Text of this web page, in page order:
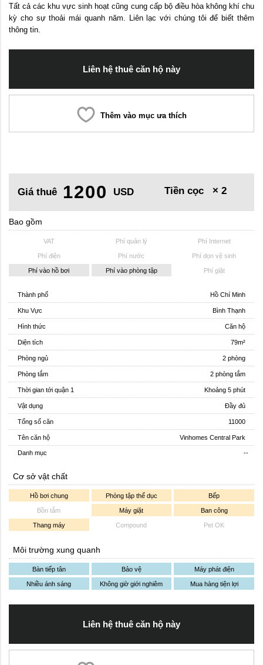
Tất cả các khu vực sinh hoạt cũng cung cấp bộ điều hòa không khí chu
kỳ cho sự thoải mái quanh năm. Liên lạc với chúng tôi để biết thêm
thông tin.
Liên hệ thuê căn hộ này
Thêm vào mục ưa thích
Giá thuê 1200 USD Tiền cọc × 2
Bao gồm
VAT Phí quản lý Phí Internet
Phí điện Phí nước Phí dọn vệ sinh
Phí vào hồ bơi Phí vào phòng tập Phí giặt
Thành phố Hồ Chí Minh
Khu Vực Bình Thạnh
Hình thức Căn hộ
Diện tích 79m²
Phòng ngủ 2 phòng
Phòng tắm 2 phòng tắm
Thời gian tới quận 1 Khoảng 5 phút
Vật dụng Đầy đủ
Tổng số căn 11000
Tên căn hộ Vinhomes Central Park
Danh mục --
Cơ sở vật chất
Hồ bơi chung Phòng tập thể dục Bếp
Bồn tắm Máy giặt Ban công
Thang máy Compound Pet OK
Môi trường xung quanh
Bàn tiếp tân Bảo vệ Máy phát điện
Nhiều ánh sáng Không giờ giới nghiêm Mua hàng tiện lợi
Liên hệ thuê căn hộ này